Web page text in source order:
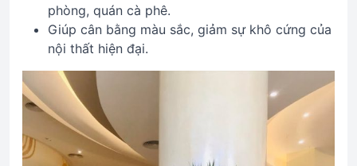
phòng, quán cà phê.
Giúp cân bằng màu sắc, giảm sự khô cứng của
nội thất hiện đại.